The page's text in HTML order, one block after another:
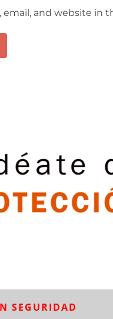
email, and website
SEGURIDAD